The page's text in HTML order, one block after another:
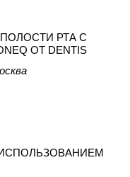
РТА С
ОТ DENTIS